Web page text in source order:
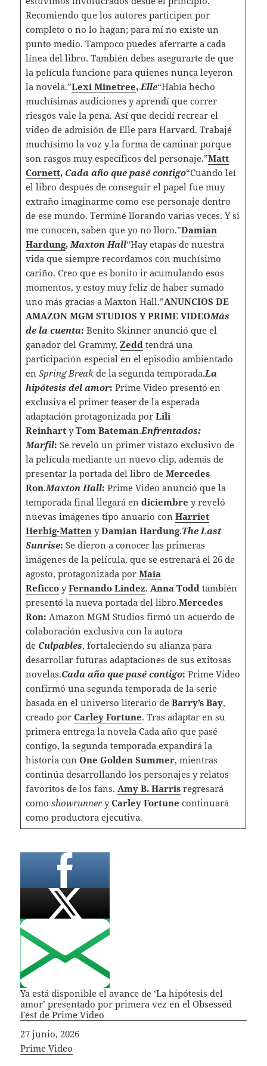
Recomiendo que los autores participen por
completo o no lo hagan; para mí no existe un
punto medio. Tampoco puedes aferrarte a cada
línea del libro. También debes asegurarte de que
la película funcione para quienes nunca leyeron
la novela.”Lexi Minetree, Elle“Había hecho
muchísimas audiciones y aprendí que correr
riesgos vale la pena. Así que decidí recrear el
video de admisión de Elle para Harvard. Trabajé
muchísimo la voz y la forma de caminar porque
son rasgos muy específicos del personaje.”Matt
Cornett, Cada año que pasé contigo“Cuando leí
el libro después de conseguir el papel fue muy
extraño imaginarme como ese personaje dentro
de ese mundo. Terminé llorando varias veces. Y si
me conocen, saben que yo no lloro.”Damian
Hardung, Maxton Hall“Hay etapas de nuestra
vida que siempre recordamos con muchísimo
cariño. Creo que es bonito ir acumulando esos
momentos, y estoy muy feliz de haber sumado
uno más gracias a Maxton Hall.”ANUNCIOS DE
AMAZON MGM STUDIOS Y PRIME VIDEOMás
de la cuenta: Benito Skinner anunció que el
ganador del Grammy, Zedd tendrá una
participación especial en el episodio ambientado
en Spring Breakde la segunda temporada.La
hipótesis del amor: Prime Video presentó en
exclusiva el primer teaser de la esperada
adaptación protagonizada por Lili
Reinhart yTom Bateman.Enfrentados:
Marfil: Se reveló un primer vistazo exclusivo de
la película mediante un nuevo clip, además de
presentar la portada del libro de Mercedes
Ron.Maxton Hall: Prime Video anunció que la
temporada final llegará en diciembre y reveló
nuevas imágenes tipo anuario con Harriet
Herbig-Matten yDamian Hardung.The Last
Sunrise: Se dieron a conocer las primeras
imágenes de la película, que se estrenará el 26 de
agosto, protagonizada por Maia
ReficcoyFernando Lindez. Anna Todd también
presentó la nueva portada del libro.Mercedes
Ron: Amazon MGM Studios firmó un acuerdo de
colaboración exclusiva con la autora
de Culpables, fortaleciendo su alianza para
desarrollar futuras adaptaciones de sus exitosas
novelas.Cada año que pasé contigo: Prime Video
confirmó una segunda temporada de la serie
basada en el universo literario de Barry’s Bay,
creado por Carley Fortune. Tras adaptar en su
primera entrega la novela Cada año que pasé
contigo, la segunda temporada expandirá la
historia con One Golden Summer, mientras
continúa desarrollando los personajes y relatos
favoritos de los fans. Amy B. Harrisregresará
como showrunneryCarley Fortune continuará
como productora ejecutiva.
Ya está disponible el avance de ‘La hipótesis del
amor’ presentado por primera vez en el Obsessed
Fest de Prime Video
Fecha
27 junio, 2026
In relation to
Prime Video